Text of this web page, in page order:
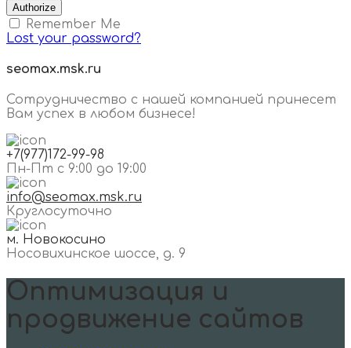
Authorize
Remember Me
Lost your password?
seomax.msk.ru
Сотрудничество с нашей компанией принесет
Вам успех в любом бизнесе!
+7(977)172-99-98
Пн-Пт с 9:00 до 19:00
info@seomax.msk.ru
Круглосуточно
м. Новокосино
Носовихинское шоссе, д. 9
Оптимизация и
продвижение сайтов